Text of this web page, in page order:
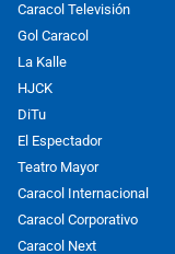
Caracol Televisión
Gol Caracol
La Kalle
HJCK
DiTu
El Espectador
Teatro Mayor
Caracol Internacional
Caracol Corporativo
Caracol Next